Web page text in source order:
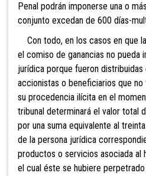
Penal podrán imponerse una o
conjunto excedan de 600 días-
Con todo, en los casos en que
el comiso de ganancias no pueda
jurídica porque fueron
accionistas o beneficiarios que
su procedencia ilícita en el
tribunal determinará el valor total
por una suma equivalente al
de la persona jurídica
productos o servicios asociada al
el cual éste se hubiere